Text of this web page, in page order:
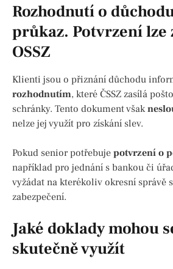
Rozhodnutí o
průkaz. Potvrzení lze
OSSZ
Klienti jsou o přiznání důchodu
rozhodnutím, které ČSSZ zasílá
schránky. Tento dokument však
nelze jej využít pro získání slev.
Pokud senior potřebuje potvrzení o
například pro jednání s bankou či
vyžádat na kterékoliv okresní správě
zabezpečení.
Jaké doklady mohou
skutečně využít